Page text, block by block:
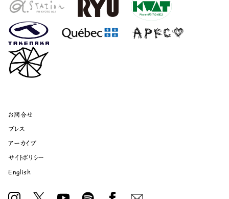
お問合せ
プレス
アーカイブ
サイトポリシー
English